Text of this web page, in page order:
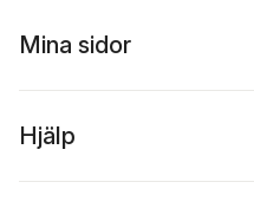
Mina sidor
Hjälp